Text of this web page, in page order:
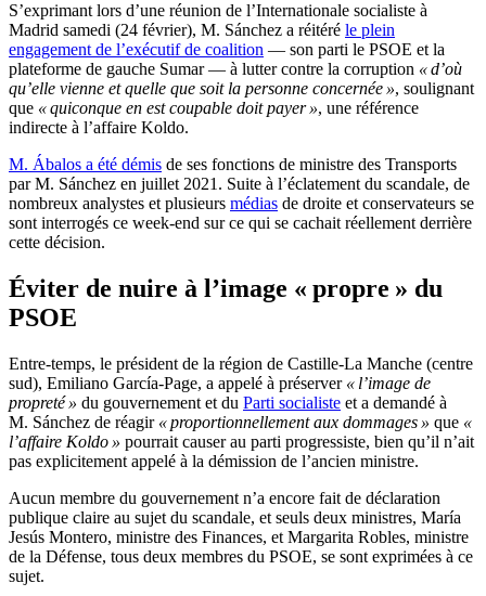
S’exprimant lors d’une réunion de l’Internationale socialiste à
Madrid samedi (24 février), M. Sánchez a réitéré le plein
engagement de l’exécutif de coalition — son parti le PSOE et la
plateforme de gauche Sumar — à lutter contre la corruption « d’où
qu’elle vienne et quelle que soit la personne concernée », soulignant
que « quiconque en est coupable doit payer », une référence
indirecte à l’affaire Koldo.
M. Ábalos a été démis de ses fonctions de ministre des Transports
par M. Sánchez en juillet 2021. Suite à l’éclatement du scandale, de
nombreux analystes et plusieurs médias de droite et conservateurs se
sont interrogés ce week-end sur ce qui se cachait réellement derrière
cette décision.
Éviter de nuire à l’image « propre » du
PSOE
Entre-temps, le président de la région de Castille-La Manche (centre
sud), Emiliano García-Page, a appelé à préserver « l’image de
propreté » du gouvernement et du Parti socialiste et a demandé à
M. Sánchez de réagir « proportionnellement aux dommages » que «
l’affaire Koldo » pourrait causer au parti progressiste, bien qu’il n’ait
pas explicitement appelé à la démission de l’ancien ministre.
Aucun membre du gouvernement n’a encore fait de déclaration
publique claire au sujet du scandale, et seuls deux ministres, María
Jesús Montero, ministre des Finances, et Margarita Robles, ministre
de la Défense, tous deux membres du PSOE, se sont exprimées à ce
sujet.